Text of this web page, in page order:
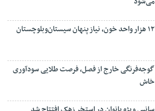
۱۲ هزار واحد خون، نیاز پنهان سیستان‌وبلوچستان
گوجه‌فرنگی خارج از فصل، فرصت طلایی سودآوری
خاش